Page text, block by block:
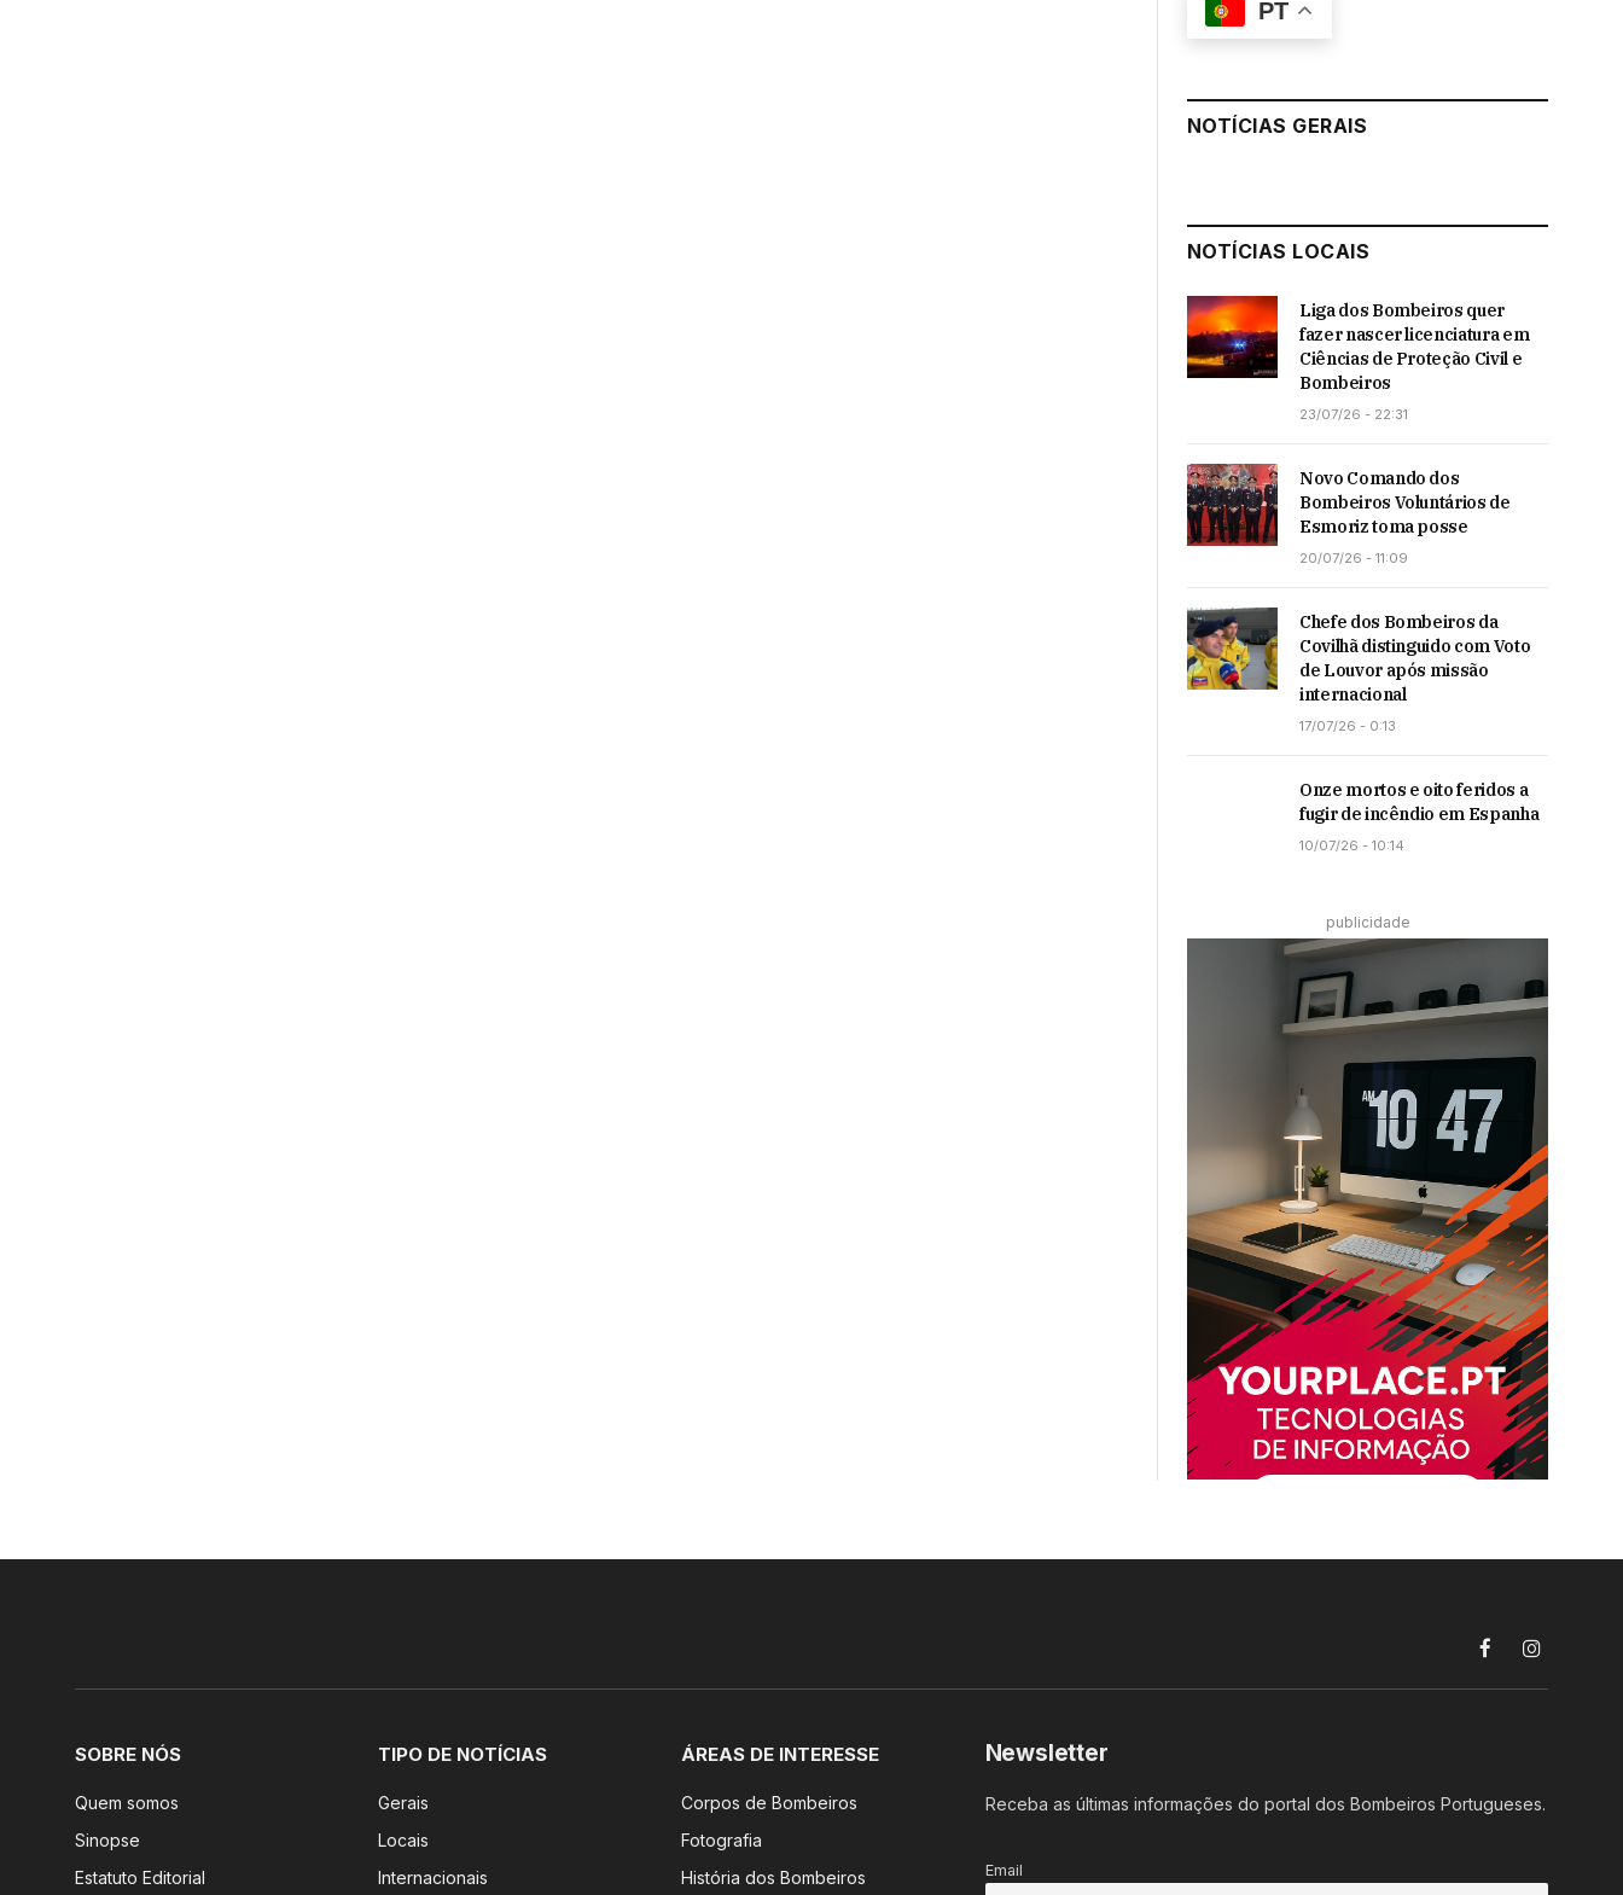
PT
NOTÍCIAS GERAIS
NOTÍCIAS LOCAIS
Liga dos Bombeiros quer
fazer nascer licenciatura em
Ciências de Proteção Civil e
Bombeiros
23/07/26 - 22:31
Novo Comando dos
Bombeiros Voluntários de
Esmoriz toma posse
20/07/26 - 11:09
Chefe dos Bombeiros da
Covilhã distinguido com Voto
de Louvor após missão
internacional
17/07/26 - 0:13
Onze mortos e oito feridos a
fugir de incêndio em Espanha
10/07/26 - 10:14
publicidade
FacebookInstagram
SOBRE NÓS
Quem somos
Sinopse
Estatuto Editorial
TIPO DE NOTÍCIAS
Gerais
Locais
Internacionais
ÁREAS DE INTERESSE
Corpos de Bombeiros
Fotografia
História dos Bombeiros
Newsletter
Receba as últimas informações do portal dos Bombeiros Portugueses.
Email